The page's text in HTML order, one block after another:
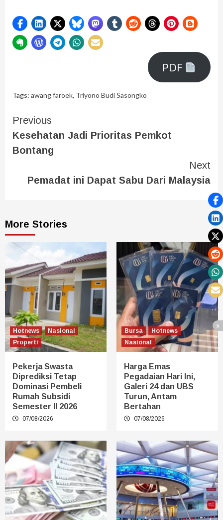
PDF
Tags: awang faroek, Triyono Budi Sasongko
Previous
Kesehatan Jadi Prioritas Pemkot
Bontang
Next
Pemadat ini Dapat Sabu Dari Malaysia
More Stories
Hotnews
Nasional
Properti
Pekerja Swasta
Diprediksi Tetap
Dominasi Pembeli
Rumah Subsidi
Semester II 2026
07/08/2026
Bursa
Hotnews
Nasional
Harga Emas
Pegadaian Hari Ini,
Galeri 24 dan UBS
Turun, Antam
Bertahan
07/08/2026